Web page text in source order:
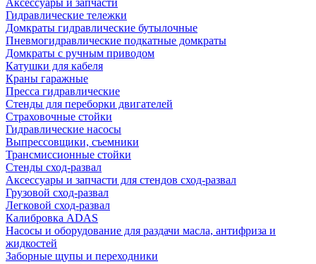
Аксессуары и запчасти
Гидравлические тележки
Домкраты гидравлические бутылочные
Пневмогидравлические подкатные домкраты
Домкраты с ручным приводом
Катушки для кабеля
Краны гаражные
Пресса гидравлические
Стенды для переборки двигателей
Страховочные стойки
Гидравлические насосы
Выпрессовщики, съемники
Трансмиссионные стойки
Стенды сход-развал
Аксессуары и запчасти для стендов сход-развал
Грузовой сход-развал
Легковой сход-развал
Калибровка ADAS
Насосы и оборудование для раздачи масла, антифриза и
жидкостей
Заборные щупы и переходники